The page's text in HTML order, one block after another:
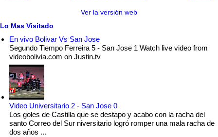
Ver la versión web
Lo Mas Visitado
En vivo Bolivar Vs San Jose
Segundo Tiempo Ferreira 5 - San Jose 1 Watch live video from
videobolivia.com on Justin.tv
Video Universitario 2 - San Jose 0
Los goles de Castilla que se destapo y acabo con la racha del
santo Correo del Sur niversitario logró romper una mala racha de
dos años ...